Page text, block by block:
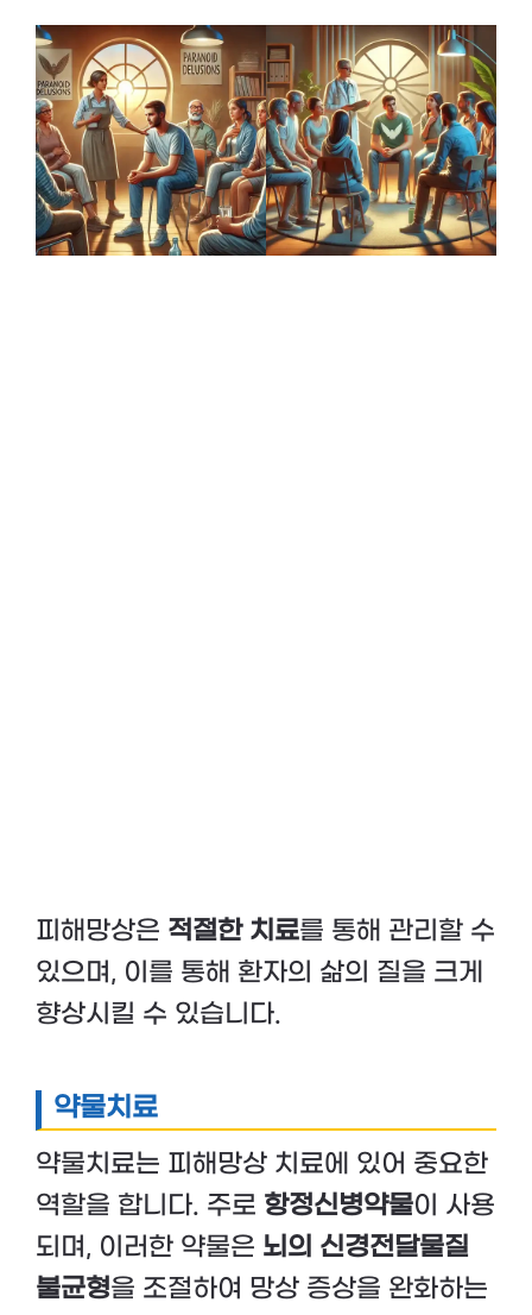
피해망상은 적절한 치료를 통해 관리할 수
있으며, 이를 통해 환자의 삶의 질을 크게
향상시킬 수 있습니다.
약물치료
약물치료는 피해망상 치료에 있어 중요한
역할을 합니다. 주로 항정신병약물이 사용
되며, 이러한 약물은 뇌의 신경전달물질
불균형을 조절하여 망상 증상을 완화하는